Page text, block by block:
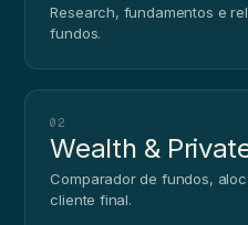
Research, fundamentos e
fundos.
02
Wealth &
Comparador de fundos,
cliente final.